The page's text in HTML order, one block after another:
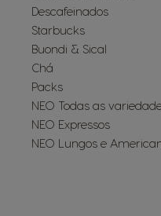
Descafeinados
Starbucks
Buondi & Sical
Chá
Packs
NEO Todas as
NEO Expressos
NEO Lungos e